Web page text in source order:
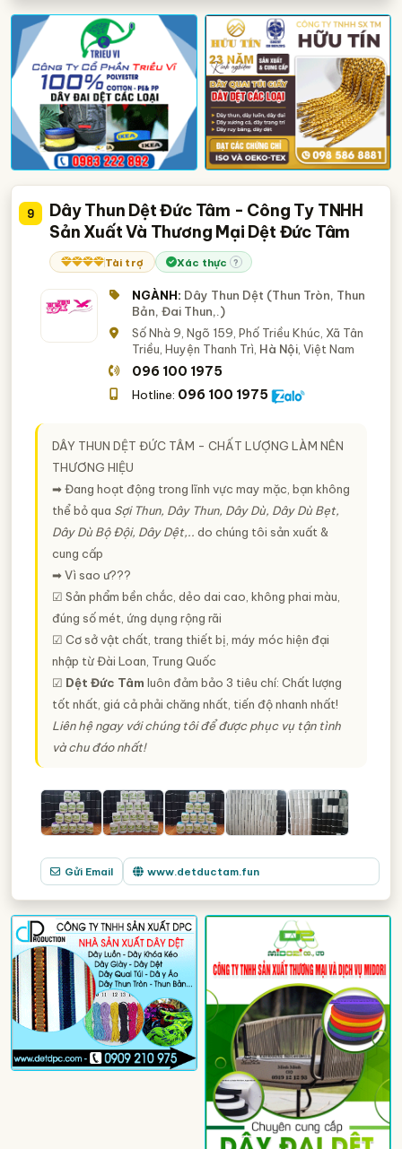
9
Dây Thun Dệt Đức Tâm - Công Ty TNHH
Sản Xuất Và Thương Mại Dệt Đức Tâm
Tài trợ Xác thực ?
NGÀNH: Dây Thun Dệt (Thun Tròn, Thun
Bản, Đai Thun,.)
Số Nhà 9, Ngõ 159, Phố Triều Khúc, Xã Tân
Triều, Huyện Thanh Trì, Hà Nội , Việt Nam
096 100 1975
Hotline: 096 100 1975
DÂY THUN DỆT ĐỨC TÂM - CHẤT LƯỢNG LÀM NÊN
THƯƠNG HIỆU
➡ Đang hoạt động trong lĩnh vực may mặc, bạn không
thể bỏ qua Sợi Thun, Dây Thun, Dây Dù, Dây Dù Bẹt,
Dây Dù Bộ Đội, Dây Dệt,.. do chúng tôi sản xuất &
cung cấp
➡ Vì sao ư???
☑ Sản phẩm bền chắc, dẻo dai cao, không phai màu,
đúng số mét, ứng dụng rộng rãi
☑ Cơ sở vật chất, trang thiết bị, máy móc hiện đại
nhập từ Đài Loan, Trung Quốc
☑ Dệt Đức Tâm luôn đảm bảo 3 tiêu chí: Chất lượng
tốt nhất, giá cả phải chăng nhất, tiến độ nhanh nhất!
Liên hệ ngay với chúng tôi để được phục vụ tận tình
và chu đáo nhất!
Gửi Email www.detductam.fun